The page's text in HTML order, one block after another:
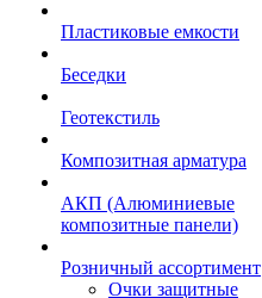
Пластиковые емкости
Беседки
Геотекстиль
Композитная арматура
АКП (Алюминиевые
композитные панели)
Розничный ассортимент
Очки защитные